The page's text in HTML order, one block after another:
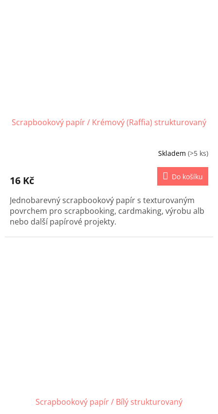
Scrapbookový papír / Krémový (Raffia) strukturovaný
Skladem (>5 ks)
16 Kč Do košíku
Jednobarevný scrapbookový papír s texturovaným
povrchem pro scrapbooking, cardmaking, výrobu alb
nebo další papírové projekty.
Scrapbookový papír / Bílý strukturovaný